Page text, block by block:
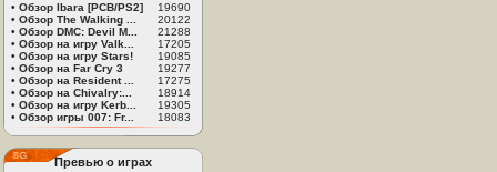
• Обзор Ibara [PCB/PS2]
19690
• Обзор The Walking ...
20122
• Обзор DMC: Devil M...
21288
• Обзор на игру Valk...
17205
• Обзор на игру Stars!
19085
• Обзор на Far Cry 3
19277
• Обзор на Resident ...
17275
• Обзор на Chivalry:...
18914
• Обзор на игру Kerb...
19305
• Обзор игры 007: Fr... 18083
Превью о играх